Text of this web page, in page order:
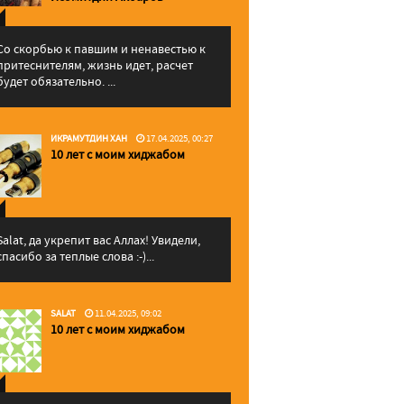
скорбью к павшим и ненавестью к
жизнь идет, расчет
обязательно. ...
ИКРАМУТДИН ХАН 17.04.2025, 00:27
10 лет с моим хиджабом
да укрепит вас Аллаx! Увидели,
за теплые слова :-)...
SALAT 11.04.2025, 09:02
10 лет с моим хиджабом